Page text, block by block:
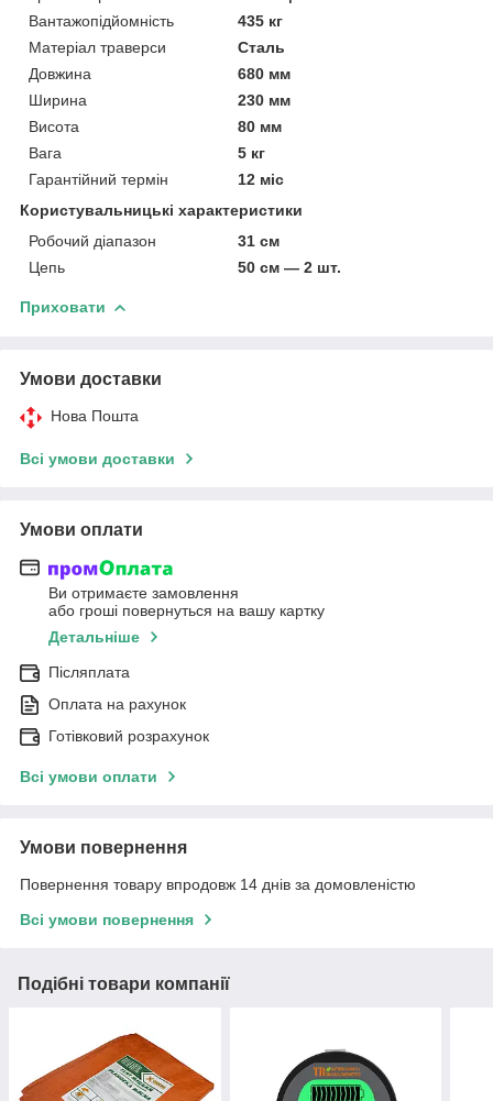
Вантажопідйомність
435 кг
Матеріал траверси
Сталь
Довжина
680 мм
Ширина
230 мм
Висота
80 мм
Вага
5 кг
Гарантійний термін
12 міс
Користувальницькі характеристики
Робочий діапазон
31 см
Цепь
50 см — 2 шт.
Приховати
Умови доставки
Нова Пошта
Всі умови доставки
Умови оплати
Ви отримаєте замовлення
або гроші повернуться на вашу картку
Детальніше
Післяплата
Оплата на рахунок
Готівковий розрахунок
Всі умови оплати
Умови повернення
Повернення товару впродовж 14 днів за домовленістю
Всі умови повернення
Подібні товари компанії